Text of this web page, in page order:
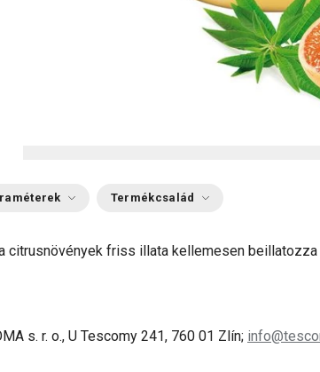
Termékcsalád
citrusnövények friss illata kellemesen beillatozza
s. r. o., U Tescomy 241, 760 01 Zlín;